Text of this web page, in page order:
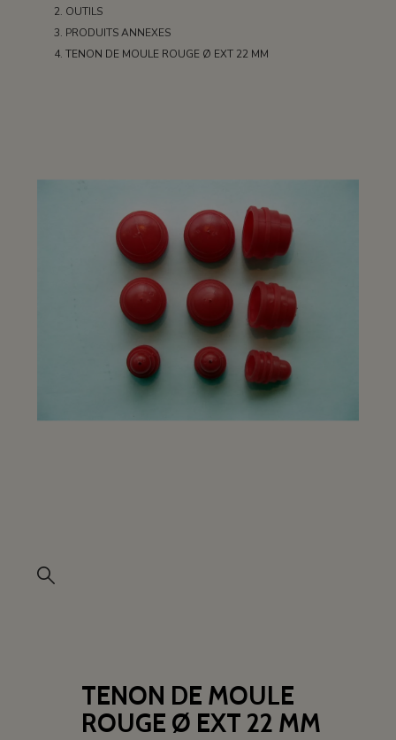
OUTILS
PRODUITS ANNEXES
TENON DE MOULE ROUGE Ø EXT 22 MM
TENON DE MOULE
ROUGE Ø EXT 22 MM